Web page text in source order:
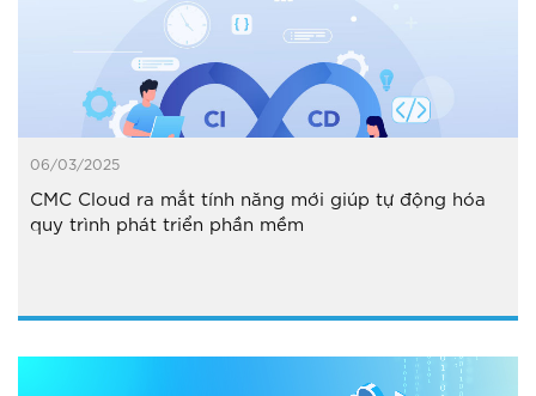
06/03/2025
CMC Cloud ra mắt tính năng mới giúp tự động hóa
quy trình phát triển phần mềm